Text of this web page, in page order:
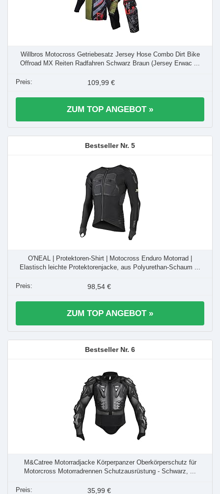
Willbros Motocross Getriebesatz Jersey Hose Combo Dirt Bike
Offroad MX Reiten Radfahren Schwarz Braun (Jersey Erwac ...
109,99 €
ZUM TOP ANGEBOT »
5
O'NEAL | Protektoren-Shirt | Motocross Enduro Motorrad |
Elastisch leichte Protektorenjacke, aus Polyurethan-Schaum ...
98,54 €
ZUM TOP ANGEBOT »
6
M&Catree Motorradjacke Körperpanzer Oberkörperschutz für
Motorcross Motorradrennen Schutzausrüstung - Schwarz, ...
35,99 €